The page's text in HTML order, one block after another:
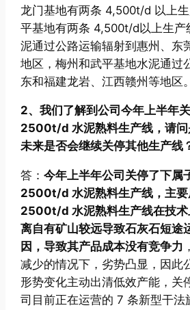
龙门基地有两条 4,500t/d 以上
平基地有两条 4,500t/d以上生产
泥通过公路运输辐射到惠州、东
地区，梅州和武平基地水泥通过
东和福建龙岩、江西赣州等地区。
2、我们了解到公司今年上半年
2500t/d 水泥熟料生产线，请问
未来是否会继续关停其他生产线
答：今年上半年公司关停了下属
2500t/d 水泥熟料生产线，主要
2500t/d 水泥熟料生产线在技术
离自有矿山较远导致石灰石短途
因，导致其产品成本没有竞争力
减少的情况下，劣势凸显，因此
形势变化主动出清低效产能，关
司目前正在运营的 7 条新型干法